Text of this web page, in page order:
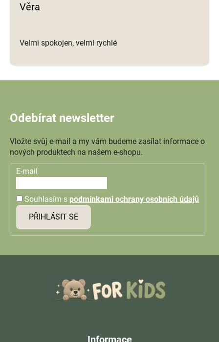
Věra
Velmi spokojen, velmi rychlé
Odebírat newsletter
Vložte svůj e-mail a my vám budeme zasílat informace o
nových produktech na našem e-shopu.
E-mail
Souhlasím s podmínkami ochrany osobních údajů
PŘIHLÁSIT SE
Informace